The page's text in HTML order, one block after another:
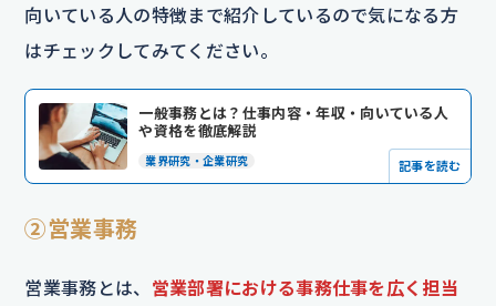
向いている人の特徴まで紹介しているので気になる方
はチェックしてみてください。
一般事務とは？仕事内容・年収・向いている人
や資格を徹底解説
業界研究・企業研究 記事を読む
②営業事務
営業事務とは、 営業部署における事務仕事を広く担当